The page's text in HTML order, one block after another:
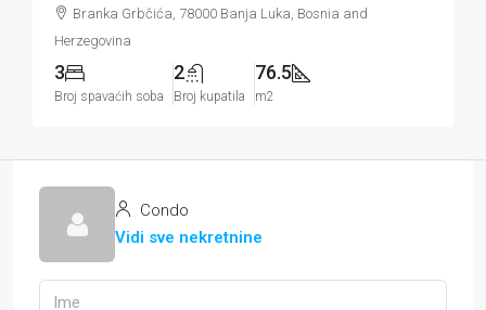
Branka Grbčića, 78000 Banja Luka, Bosnia and
Herzegovina
3
Broj spavaćih soba
2
Broj kupatila
76.5
m2
Condo
Vidi sve nekretnine